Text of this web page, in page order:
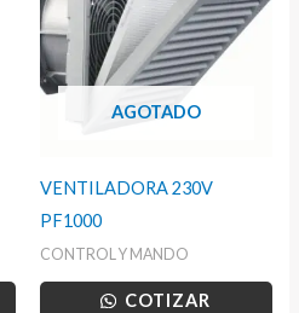
AGOTADO
VENTILADORA 230V
PF1000
CONTROL Y MANDO
COTIZAR